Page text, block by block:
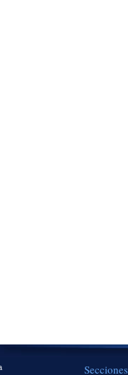
Secciones